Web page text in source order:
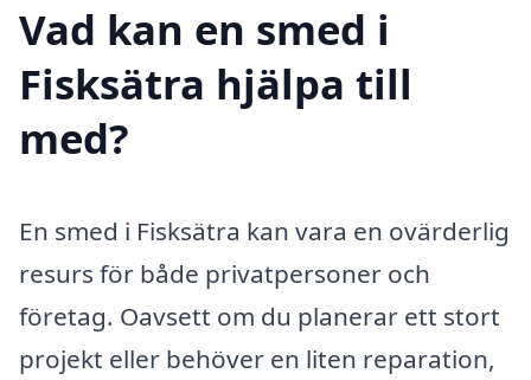
Vad kan en smed i
Fisksätra hjälpa till
med?
En smed i Fisksätra kan vara en ovärderlig
resurs för både privatpersoner och
företag. Oavsett om du planerar ett stort
projekt eller behöver en liten reparation,